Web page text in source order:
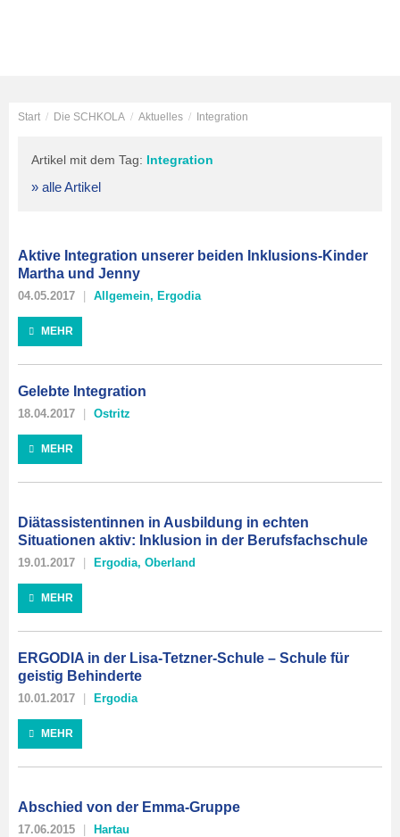
Start / Die SCHKOLA / Aktuelles / Integration
Artikel mit dem Tag: Integration
» alle Artikel
Aktive Integration unserer beiden Inklusions-Kinder
Martha und Jenny
04.05.2017 Allgemein, Ergodia
MEHR
Gelebte Integration
18.04.2017 Ostritz
MEHR
Diätassistentinnen in Ausbildung in echten
Situationen aktiv: Inklusion in der Berufsfachschule
19.01.2017 Ergodia, Oberland
MEHR
ERGODIA in der Lisa-Tetzner-Schule – Schule für
geistig Behinderte
10.01.2017 Ergodia
MEHR
Abschied von der Emma-Gruppe
17.06.2015 Hartau